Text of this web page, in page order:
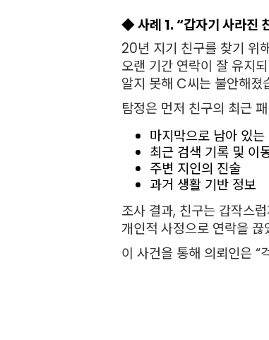
◆ 사례 1. “갑자기 사라진
20년 지기 친구를 찾기 위
오랜 기간 연락이 잘 유지
알지 못해 C씨는 불안해졌
탐정은 먼저 친구의 최근
마지막으로 남아 있
최근 검색 기록 및 이
주변 지인의 진술
과거 생활 기반 정보
조사 결과, 친구는 갑작스
개인적 사정으로 연락을
이 사건을 통해 의뢰인은 “